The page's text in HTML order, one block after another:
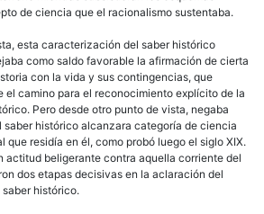
de ciencia que el racionalismo sustentaba.
esta caracterización del saber histórico
como saldo favorable la afirmación de cierta
con la vida y sus contingencias, que
el camino para el reconocimiento explícito de la
Pero desde otro punto de vista, negaba
saber histórico alcanzara categoría de ciencia
que residía en él, como probó luego el siglo XIX.
actitud beligerante contra aquella corriente del
dos etapas decisivas en la aclaración del
histórico.